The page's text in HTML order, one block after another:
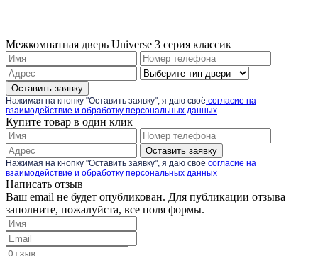
Межкомнатная дверь Universe 3 серия классик
Оставить заявку
Нажимая на кнопку "Оставить заявку", я даю своё согласие на
взаимодействие и обработку персональных данных
Купите товар в один клик
Оставить заявку
Нажимая на кнопку "Оставить заявку", я даю своё согласие на
взаимодействие и обработку персональных данных
Написать отзыв
Ваш email не будет опубликован. Для публикации отзыва
заполните, пожалуйста, все поля формы.